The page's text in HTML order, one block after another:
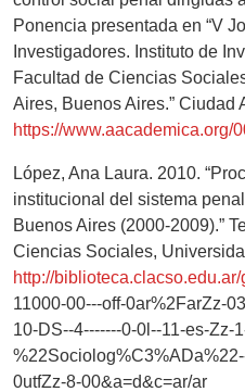
Ponencia presentada en “V
Investigadores. Instituto de
Facultad de Ciencias
Aires, Buenos Aires.” Ciudad
https://www.aacademica.org/
López, Ana Laura. 2010.
institucional del sistema
Buenos Aires (2000-2009).”
Ciencias Sociales,
http://
11000-00---off-0ar%2FarZz-
10-DS--4-------0-0l--11-es-Zz-
0utfZz-8-00&a=d&c=ar/ar